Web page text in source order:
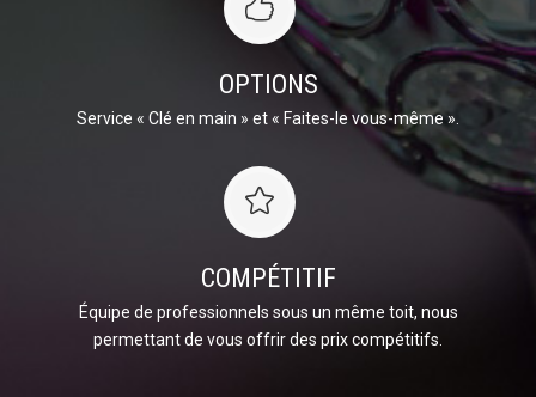
OPTIONS
Service « Clé en main » et « Faites-le vous-même ».
COMPÉTITIF
Équipe de professionnels sous un même toit, nous
permettant de vous offrir des prix compétitifs.